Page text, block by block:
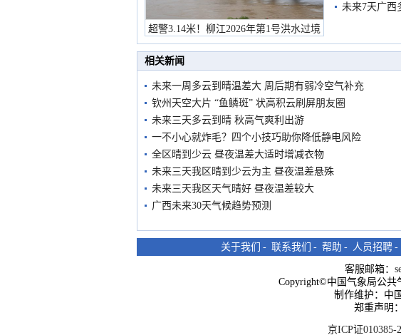
超警3.14米！柳江2026年第1号洪水过境
市民在堤岸见证汛况
未来7天广西
相关新闻
未来一周多云到晴温差大 周后期有弱冷空气补充
钦州天空大片 “鱼鳞斑” 状高积云刷屏朋友圈
未来三天多云到晴 秋高气爽利出游
一不小心就炸毛？四个小技巧助你降低静电风险
全区晴到少云 昼夜温差大适时增减衣物
未来三天我区晴到少云为主 昼夜温差悬殊
未来三天我区天气晴好 昼夜温差较大
广西未来30天气候趋势预测
关于我们 - 联系我们 - 帮助 - 人员招聘 -
客服邮箱：
Copyright©中国气象局公共
制作维护：中
郑重声明
京ICP证010385-